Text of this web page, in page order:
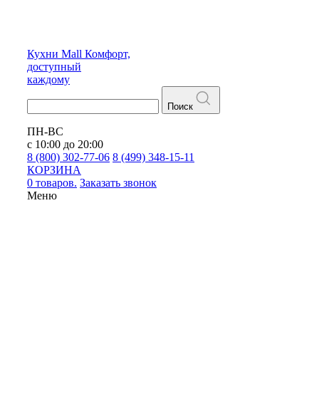
Кухни Mall Комфорт,
доступный
каждому
Поиск
ПН-ВС
с 10:00 до 20:00
8 (800) 302-77-06 8 (499) 348-15-11
КОРЗИНА
0 товаров. Заказать звонок
Меню